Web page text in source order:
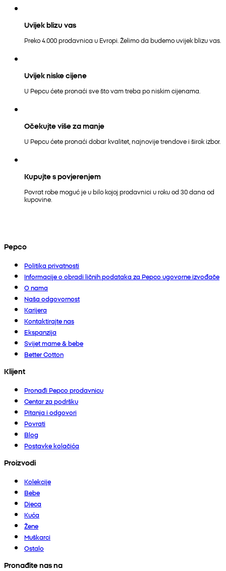
Uvijek blizu vas
Preko 4.000 prodavnica u Evropi. Želimo da budemo uvijek blizu vas.
Uvijek niske cijene
U Pepcu ćete pronaći sve što vam treba po niskim cijenama.
Očekujte više za manje
U Pepcu ćete pronaći dobar kvalitet, najnovije trendove i širok izbor.
Kupujte s povjerenjem
Povrat robe moguć je u bilo kojoj prodavnici u roku od 30 dana od
kupovine.
Pepco
Politika privatnosti
Informacije o obradi ličnih podataka za Pepco ugovorne izvođače
O nama
Naša odgovornost
Karijera
Kontaktirajte nas
Ekspanzija
Svijet mame & bebe
Better Cotton
Klijent
Pronađi Pepco prodavnicu
Centar za podršku
Pitanja i odgovori
Povrati
Blog
Postavke kolačića
Proizvodi
Kolekcije
Bebe
Djeca
Kuća
Žene
Muškarci
Ostalo
Pronađite nas na